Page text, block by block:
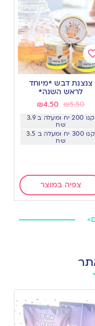
צנצנת דבש *מיוחד
לראש השנה*
₪5.50
₪4.50
קנו 200 יח ומעלה ב 3.9
שח
קנו 300 יח ומעלה ב 3.5
שח
צפיה במוצר